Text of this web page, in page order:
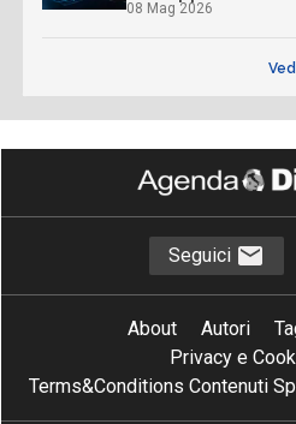
08 Mag 2026
Seguici
About Autori
Privacy e
Terms&Conditions Contenuti